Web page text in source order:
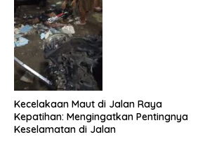
Kecelakaan Maut di Jalan Raya
Kepatihan: Mengingatkan Pentingnya
Keselamatan di Jalan